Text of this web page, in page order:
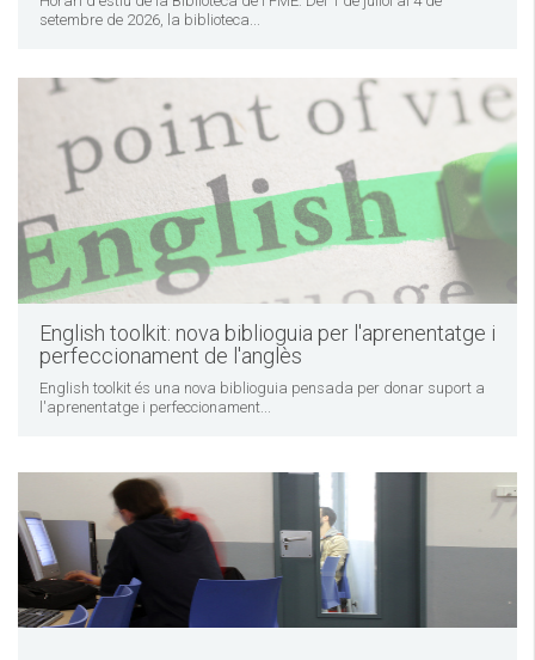
setembre de 2026, la biblioteca...
English toolkit: nova biblioguia per l'aprenentatge i
perfeccionament de l'anglès
English toolkit és una nova biblioguia pensada per donar suport a
l'aprenentatge i perfeccionament...